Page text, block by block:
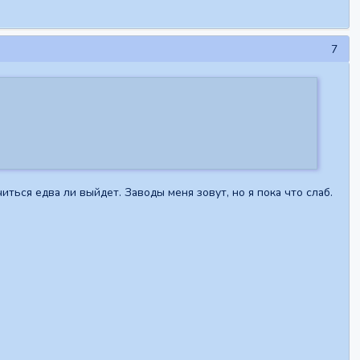
7
едва ли выйдет. Заводы меня зовут, но я пока что слаб.